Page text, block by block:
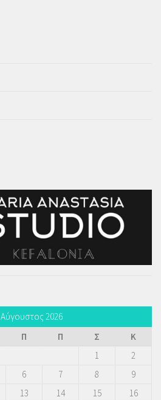
Αύγουστος 2026
Π Π Σ
Κ
1
2
6 7 8
9
13 14 15
16